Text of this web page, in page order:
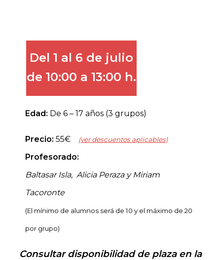
Del 1 al 6 de julio
de 10:00 a 13:00 h.
Edad: De 6 – 17 años (3 grupos)
Precio: 55€ (ver descuentos aplicables)
Profesorado:
Baltasar Isla, Alicia Peraza y Miriam
Tacoronte
(El mínimo de alumnos será de 10 y el máximo de 20
por grupo)
Consultar disponibilidad de plaza en la